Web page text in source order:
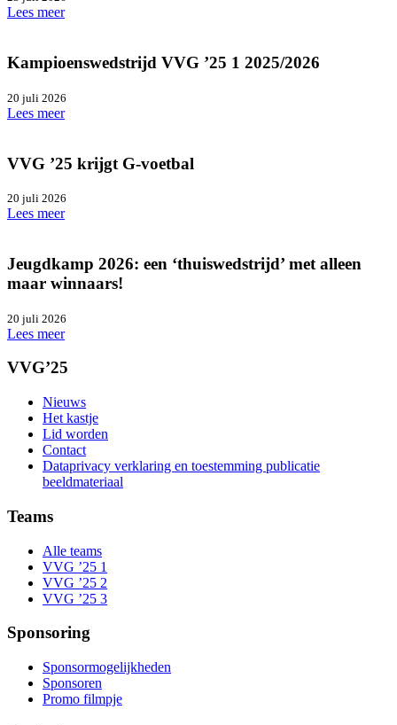
Lees meer
Kampioenswedstrijd VVG ’25 1 2025/2026
20 juli 2026
Lees meer
VVG ’25 krijgt G-voetbal
20 juli 2026
Lees meer
Jeugdkamp 2026: een ‘thuiswedstrijd’ met alleen
maar winnaars!
20 juli 2026
Lees meer
VVG’25
Nieuws
Het kastje
Lid worden
Contact
Dataprivacy verklaring en toestemming publicatie
beeldmateriaal
Teams
Alle teams
VVG ’25 1
VVG ’25 2
VVG ’25 3
Sponsoring
Sponsormogelijkheden
Sponsoren
Promo filmpje